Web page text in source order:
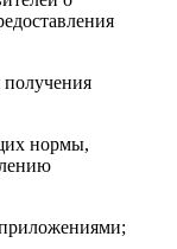
получения
нормы,
приложениями;